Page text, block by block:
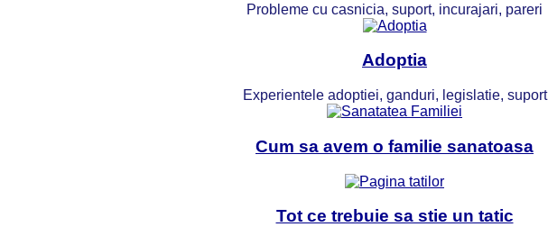
Probleme cu casnicia, suport, incurajari, pareri
Adoptia
Experientele adoptiei, ganduri, legislatie, suport
Cum sa avem o familie sanatoasa
Tot ce trebuie sa stie un tatic